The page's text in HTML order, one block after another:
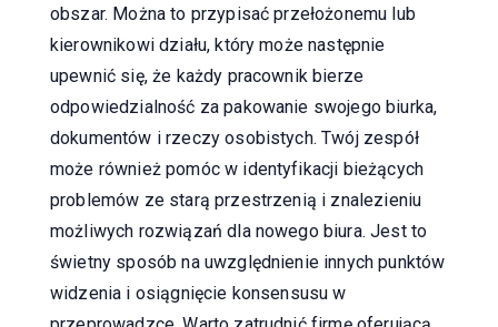
obszar. Można to przypisać przełożonemu lub
kierownikowi działu, który może następnie
upewnić się, że każdy pracownik bierze
odpowiedzialność za pakowanie swojego biurka,
dokumentów i rzeczy osobistych. Twój zespół
może również pomóc w identyfikacji bieżących
problemów ze starą przestrzenią i znalezieniu
możliwych rozwiązań dla nowego biura. Jest to
świetny sposób na uwzględnienie innych punktów
widzenia i osiągnięcie konsensusu w